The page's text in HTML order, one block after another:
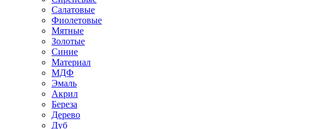
Салатовые
Фиолетовые
Мятные
Золотые
Синие
Материал
МДФ
Эмаль
Акрил
Береза
Дерево
Дуб